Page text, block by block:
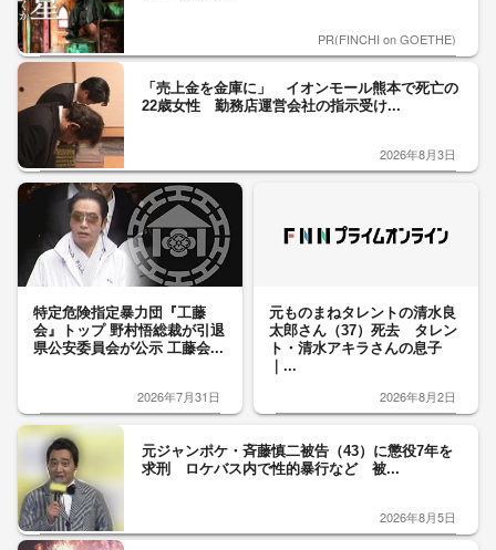
PR(FINCHI on GOETHE)
「売上金を金庫に」 イオンモール熊本で死亡の
22歳女性 勤務店運営会社の指示受け...
2026年8月3日
特定危険指定暴力団『工藤
会』トップ 野村悟総裁が引退
県公安委員会が公示 工藤会...
2026年7月31日
元ものまねタレントの清水良
太郎さん（37）死去 タレン
ト・清水アキラさんの息子
｜...
2026年8月2日
元ジャンポケ・斉藤慎二被告（43）に懲役7年を
求刑 ロケバス内で性的暴行など 被...
2026年8月5日